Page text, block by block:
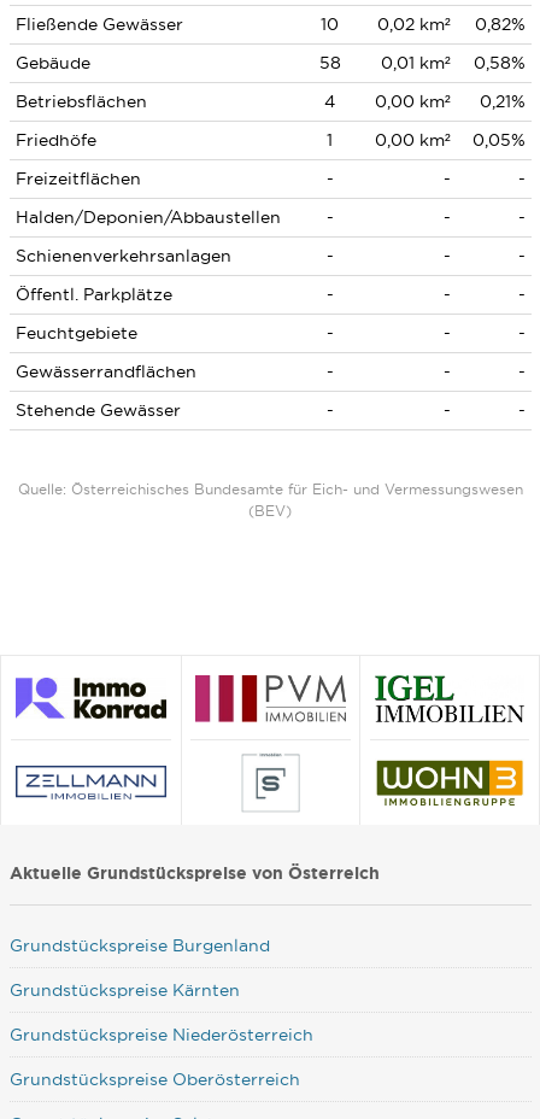
Fließende Gewässer 10 0,02 km²
0,82%
Gebäude
58 0,01 km²
0,58%
Betriebsflächen
4 0,00 km²
0,21%
Friedhöfe
1 0,00 km²
0,05%
Freizeitflächen
- -
-
Halden/Deponien/Abbaustellen
- -
-
Schienenverkehrsanlagen
- -
-
Öffentl. Parkplätze
- -
-
Feuchtgebiete
- -
-
Gewässerrandflächen
- -
-
Stehende Gewässer
- - -
Quelle: Österreichisches Bundesamte für Eich- und Vermessungswesen
(BEV)
Aktuelle Grundstückspreise von Österreich
Grundstückspreise Burgenland
Grundstückspreise Kärnten
Grundstückspreise Niederösterreich
Grundstückspreise Oberösterreich